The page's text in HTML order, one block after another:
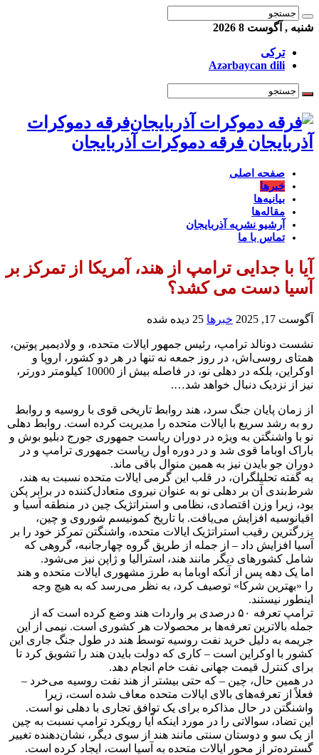
شنبه , آگوست 8 2026
ترکی
Azərbaycan dili
فرقه دموکرات
آذربایجان فرقه دموکرات آذربایجان
صفحه اصلی
خبرها
بیانیه‌ها
مقاله‌ها
آرشیو نشریه آذربایجان
تماس با ما
آیا با جدایی ترامپ از هند، آمریکا از تمرکز بر
آسیا دست می کشد؟
آگوست 17, 2025 خبرها 25 دیده شده
نشست دونالد ترامپ، رئیس جمهور ایالات متحده، و ولادیمیر پوتین،
همتای روسی‌اش، در روز جمعه نه تنها در هر دو کشور، اروپا و
اوکراین، بلکه در دهلی نو، در فاصله بیش از 10000 کیلومتر دورتر،
نیز از نزدیک دنبال خواهد شد….
از زمان پایان جنگ سرد، هند روابط تاریخی قوی با روسیه و روابط
رو به رشد سریع با ایالات متحده را مدیریت کرده است. روابط دهلی
نو با واشنگتن به ویژه در دوران ریاست جمهوری جورج دبلیو بوش و
باراک اوباما قوی شد و در دوره اول ریاست جمهوری ترامپ و در
دوران جو بایدن نیز به همین منوال باقی ماند.
به گفته تحلیلگران، در قلب این گرمی ایالات متحده نسبت به هند،
شرط‌بندی آن بر دهلی نو به عنوان نیروی متعادل‌کننده در برابر پکن
بود، زیرا وزن اقتصادی، نظامی و استراتژیک چین در منطقه آسیا و
اقیانوسیه افزایش می‌یافت. با تاریخ کمونیسم شوروی و چین،
بزرگترین رقیب استراتژیک ایالات متحده، واشنگتن تمرکز خود را بر
آسیا افزایش داد – از جمله از طریق گروه چهارجانبه، گروهی که
شامل کشورهای دیگر مانند هند، استرالیا و ژاپن نیز می‌شود.
اما یک دهه پس از آنکه اوباما به طرز مشهوری ایالات متحده و هند
را «بهترین شرکا» توصیف کرد، به نظر می‌رسد که به هیچ وجه
اینطور نیستند.
ترامپ تعرفه ۵۰ درصدی بر واردات هند وضع کرده است که از
جمله بالاترین تعرفه‌ها بر محصولات هر کشوری است. نیمی از این
جریمه به دلیل خرید نفت روسیه توسط هند در طول جنگ جاری این
کشور با اوکراین است – کاری که دولت بایدن هند را تشویق کرد تا
برای کنترل قیمت جهانی نفت خام انجام دهد.
در همین حال، چین – که حتی بیشتر از هند نفت روسیه می‌خرد –
فعلاً از تعرفه‌های بالای ایالات متحده معاف شده است، زیرا
واشنگتن در حال مذاکره برای یک توافق تجاری با دهلی نو است.
این تضاد، سوالاتی را در مورد اینکه آیا رویکرد ترامپ نسبت به چین
از یک سو و دوستان سنتی مانند هند از سوی دیگر، نشان‌دهنده تغییر
گسترده‌تر از محور ایالات متحده به آسیا است، ایجاد کرده است.